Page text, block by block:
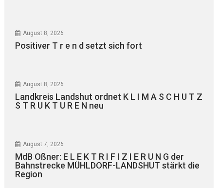
August 8, 2026
Positiver T r e n d setzt sich fort
August 8, 2026
Landkreis Landshut ordnet K L I M A S C H U T Z
S T R U K T U R E N neu
August 7, 2026
MdB Oßner: E L E K T R I F I Z I E R U N G der
Bahnstrecke MÜHLDORF-LANDSHUT stärkt die
Region